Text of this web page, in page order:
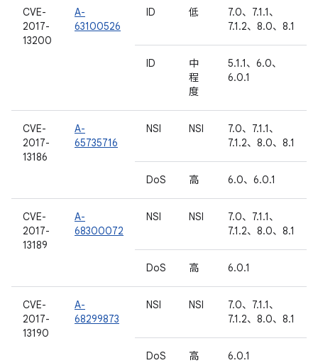
CVE-
2017-
13200
A-
63100526
ID 低
7.0、7.1.1、
7.1.2、8.0、8.1
ID
中
程
度
5.1.1、6.0、
6.0.1
CVE-
2017-
13186
A-
65735716
NSI NSI
7.0、7.1.1、
7.1.2、8.0、8.1
DoS 高 6.0、6.0.1
CVE-
2017-
13189
A-
68300072
NSI NSI
7.0、7.1.1、
7.1.2、8.0、8.1
DoS 高 6.0.1
CVE-
2017-
13190
A-
68299873
NSI NSI
7.0、7.1.1、
7.1.2、8.0、8.1
DoS 高 6.0.1